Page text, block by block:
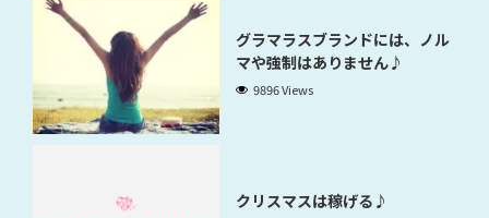
グラマラスブランドには、ノル
マや強制はありません♪
9896 Views
クリスマスは稼げる♪